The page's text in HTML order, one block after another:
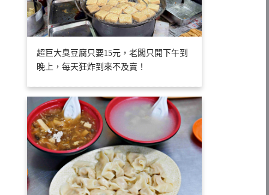
超巨大臭豆腐只要15元，老闆只開下午到
晚上，每天狂炸到來不及賣！